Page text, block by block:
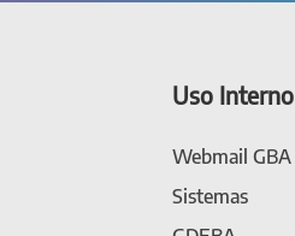
Uso Interno
Webmail GBA
Sistemas